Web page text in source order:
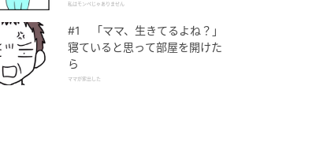
私はモンペじゃありません
#1 「ママ、生きてるよね？」
寝ていると思って部屋を開けた
ら
ママが家出した